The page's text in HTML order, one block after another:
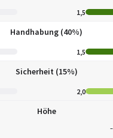
1,5
Handhabung (40%)
1,5
Sicherheit (15%)
2,0
Höhe